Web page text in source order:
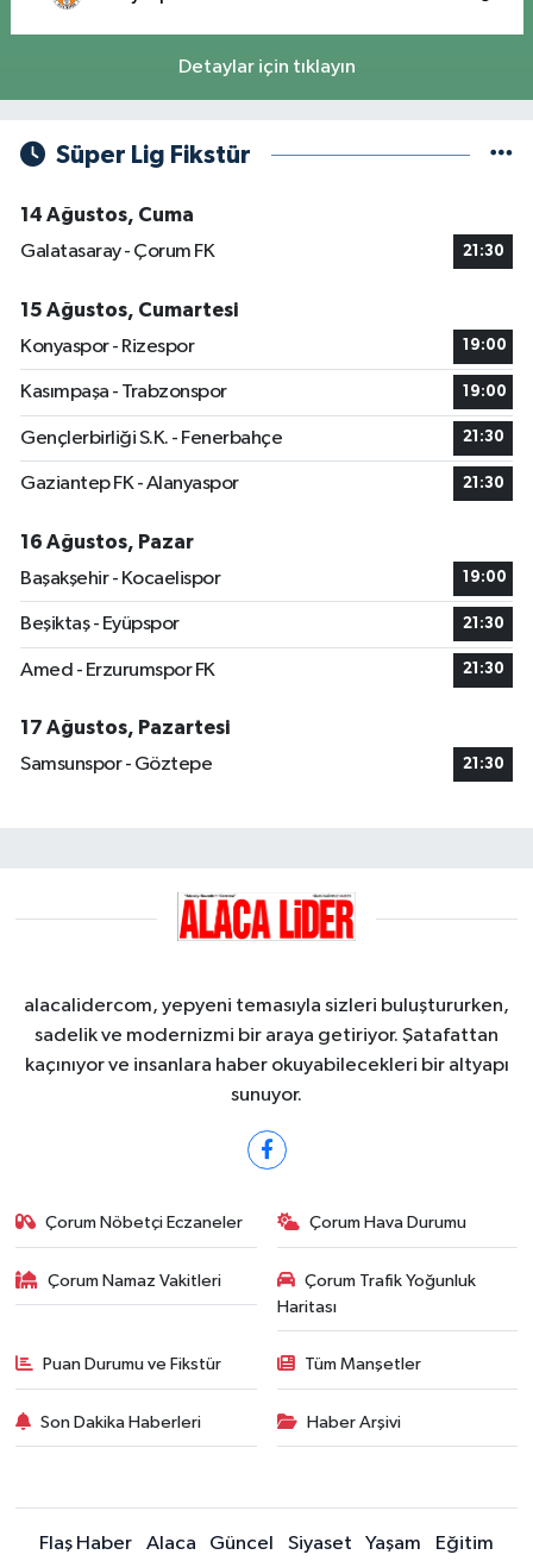
Detaylar için tıklayın
Süper Lig Fikstür
14 Ağustos, Cuma
Galatasaray - Çorum FK
21:30
15 Ağustos, Cumartesi
Konyaspor - Rizespor
19:00
Kasımpaşa - Trabzonspor 19:00
Gençlerbirliği S.K. - Fenerbahçe 21:30
Gaziantep FK - Alanyaspor 21:30
16 Ağustos, Pazar
Başakşehir - Kocaelispor
19:00
Beşiktaş - Eyüpspor 21:30
Amed - Erzurumspor FK 21:30
17 Ağustos, Pazartesi
Samsunspor - Göztepe
21:30
alacalidercom, yepyeni temasıyla sizleri buluştururken,
sadelik ve modernizmi bir araya getiriyor. Şatafattan
kaçınıyor ve insanlara haber okuyabilecekleri bir altyapı
sunuyor.
Çorum Nöbetçi Eczaneler Çorum Hava Durumu
Çorum Namaz Vakitleri
Çorum Trafik Yoğunluk
Haritası
Puan Durumu ve Fikstür Tüm Manşetler
Son Dakika Haberleri Haber Arşivi
Flaş Haber Alaca Güncel Siyaset Yaşam Eğitim